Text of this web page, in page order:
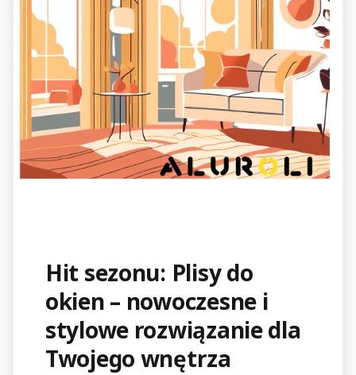
Hit sezonu: Plisy do
okien – nowoczesne i
stylowe rozwiązanie dla
Twojego wnętrza